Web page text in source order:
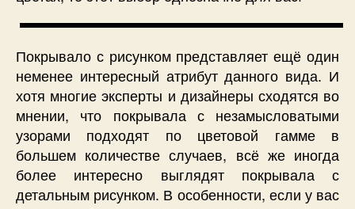
Покрывало с рисунком представляет ещё один
неменее интересный атрибут данного вида. И
хотя многие эксперты и дизайнеры сходятся во
мнении, что покрывала с незамысловатыми
узорами подходят по цветовой гамме в
большем количестве случаев, всё же иногда
более интересно выглядят покрывала с
детальным рисунком. В особенности, если у вас